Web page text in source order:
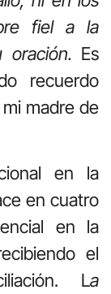
fiel a la
oración. Es
recuerdo
madre de
en la
en cuatro
en la
el
La